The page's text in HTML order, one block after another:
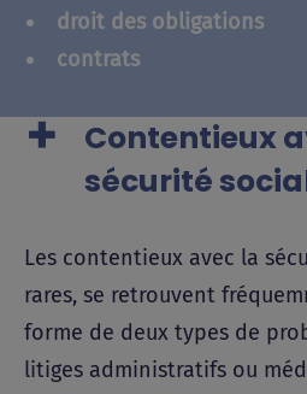
droit des obligations
contrats
Contentieux
sécurité
Les contentieux avec la
rares, se retrouvent
forme de deux types de
litiges administratifs ou